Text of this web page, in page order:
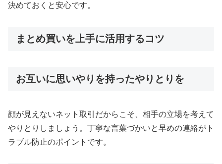
決めておくと安心です。
まとめ買いを上手に活用するコツ
お互いに思いやりを持ったやりとりを
顔が見えないネット取引だからこそ、相手の立場を考えて
やりとりしましょう。丁寧な言葉づかいと早めの連絡がト
ラブル防止のポイントです。